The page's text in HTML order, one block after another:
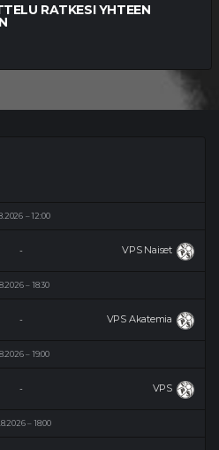
RATKESI YHTEEN
12:00
VPS Naiset
-
18:30
VPS Akatemia
-
19:00
VPS
-
18:00